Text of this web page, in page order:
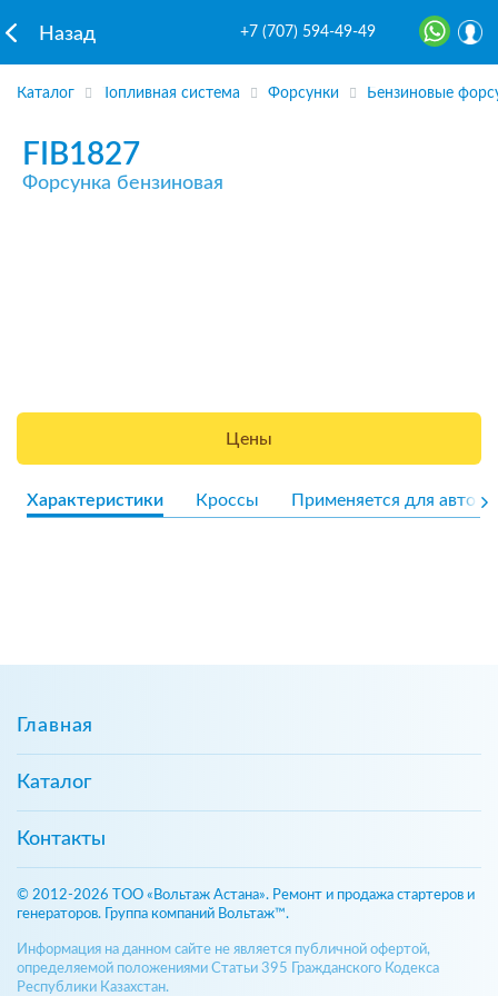
Назад +7 (707) 594-49-49
Каталог Топливная система Форсунки Бензиновые
FIB1827
Форсунка бензиновая
Цены
Характеристики Кроссы Применяется для авто
Главная
Каталог
Контакты
© 2012-2026 ТОО «Вольтаж Астана». Ремонт и продажа стартеров и
генераторов. Группа компаний Вольтаж™.
Информация на данном сайте не является публичной офертой,
определяемой положениями Статьи 395 Гражданского Кодекса
Республики Казахстан.